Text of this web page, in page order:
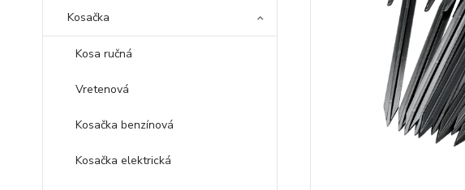
Kosačka
Kosa ručná
Vretenová
Kosačka benzínová
Kosačka elektrická